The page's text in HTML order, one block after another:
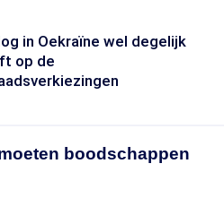
in Oekraïne wel degelijk
op de
boodschappen